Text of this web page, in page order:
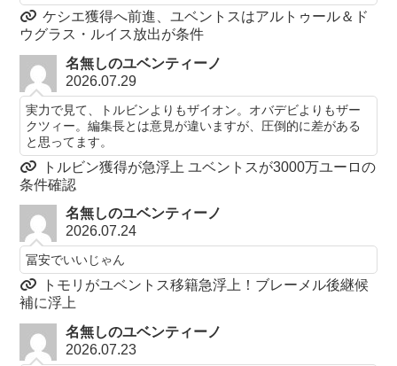
ケシエ獲得へ前進、ユベントスはアルトゥール＆ド
ウグラス・ルイス放出が条件
名無しのユベンティーノ
2026.07.29
実力で見て、トルビンよりもザイオン。オバデビよりもザー
クツィー。編集長とは意見が違いますが、圧倒的に差がある
と思ってます。
トルビン獲得が急浮上 ユベントスが3000万ユーロの
条件確認
名無しのユベンティーノ
2026.07.24
冨安でいいじゃん
トモリがユベントス移籍急浮上！ブレーメル後継候
補に浮上
名無しのユベンティーノ
2026.07.23